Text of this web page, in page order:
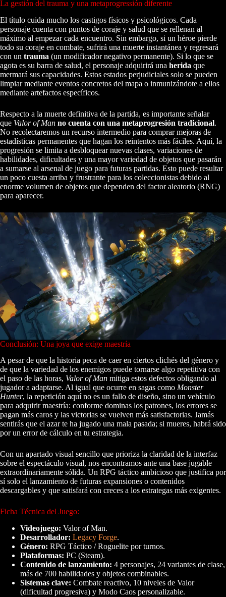
La gestión del trauma y una metaprogressión diferente
El título cuida mucho los castigos físicos y psicológicos. Cada
personaje cuenta con puntos de coraje y salud que se rellenan al
máximo al empezar cada encuentro. Sin embargo, si un héroe pierde
todo su coraje en combate, sufrirá una muerte instantánea y regresará
con un trauma (un modificador negativo permanente). Si lo que se
agota es su barra de salud, el personaje adquirirá una herida que
mermará sus capacidades. Estos estados perjudiciales solo se pueden
limpiar mediante eventos concretos del mapa o inmunizándote a ellos
mediante artefactos específicos.
Respecto a la muerte definitiva de la partida, es importante señalar
que Valor of Man no cuenta con una metaprogresión tradicional.
No recolectaremos un recurso intermedio para comprar mejoras de
estadísticas permanentes que hagan los reintentos más fáciles. Aquí, la
progresión se limita a desbloquear nuevas clases, variaciones de
habilidades, dificultades y una mayor variedad de objetos que pasarán
a sumarse al arsenal de juego para futuras partidas. Esto puede resultar
un poco cuesta arriba y frustrante para los coleccionistas debido al
enorme volumen de objetos que dependen del factor aleatorio (RNG)
para aparecer.
Conclusión: Una joya que exige maestría
A pesar de que la historia peca de caer en ciertos clichés del género y
de que la variedad de los enemigos puede tornarse algo repetitiva con
el paso de las horas, Valor of Man mitiga estos defectos obligando al
jugador a adaptarse. Al igual que ocurre en sagas como Monster
Hunter, la repetición aquí no es un fallo de diseño, sino un vehículo
para adquirir maestría: conforme dominas los patrones, los errores se
pagan más caros y las victorias se vuelven más satisfactorias. Jamás
sentirás que el azar te ha jugado una mala pasada; si mueres, habrá sido
por un error de cálculo en tu estrategia.
Con un apartado visual sencillo que prioriza la claridad de la interfaz
sobre el espectáculo visual, nos encontramos ante una base jugable
extraordinariamente sólida. Un RPG táctico ambicioso que justifica por
sí solo el lanzamiento de futuras expansiones o contenidos
descargables y que satisfará con creces a los estrategas más exigentes.
Ficha Técnica del Juego:
Videojuego: Valor of Man.
Desarrollador: Legacy Forge.
Género: RPG Táctico / Roguelite por turnos.
Plataformas: PC (Steam).
Contenido de lanzamiento: 4 personajes, 24 variantes de clase,
más de 700 habilidades y objetos combinables.
Sistemas clave: Combate reactivo, 10 niveles de Valor
(dificultad progresiva) y Modo Caos personalizable.